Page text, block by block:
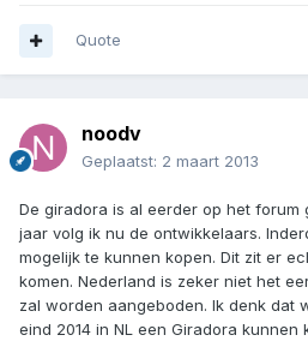
Quote
noodv
Geplaatst: 2 maart 2013
De giradora is al eerder op het forum
jaar volg ik nu de ontwikkelaars.
mogelijk te kunnen kopen. Dit zit er
komen. Nederland is zeker niet het
zal worden aangeboden. Ik denk dat
eind 2014 in NL een Giradora kunnen